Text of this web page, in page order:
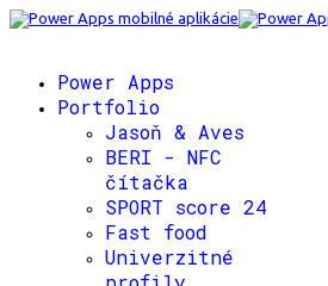
Power Apps
Portfolio
Jasoň & Aves
BERI - NFC
čítačka
SPORT score 24
Fast food
Univerzitné